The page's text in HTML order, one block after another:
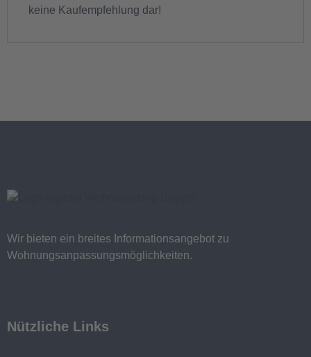
keine Kaufempfehlung dar!
Wir bieten ein breites Informationsangebot zu
Wohnungsanpassungsmöglichkeiten.
Nützliche Links